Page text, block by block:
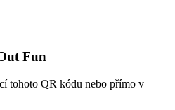
Fun
tohoto QR kódu nebo přímo v